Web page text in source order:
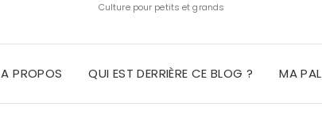
Culture pour petits et grands
A PROPOS QUI EST DERRIÈRE CE BLOG ? MA PAL